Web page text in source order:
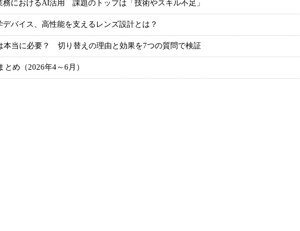
務におけるAI活用 課題のトップは「技術やスキル不足」
バイス、高性能を支えるレンズ設計とは？
本当に必要？ 切り替えの理由と効果を7つの質問で検証
め（2026年4～6月）